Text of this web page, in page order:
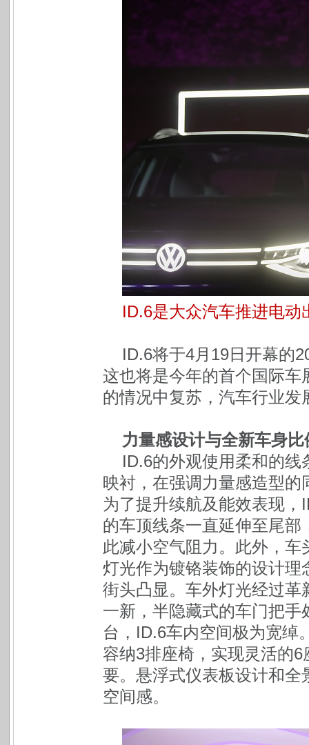
ID.6是大众汽车推进电动
ID.6将于4月19日开幕的
这也将是今年的首个国际
的情况中复苏，汽车行业发
力量感设计与全新车身
ID.6的外观使用柔和的
映衬，在强调力量感造型
为了提升续航及能效表现
的车顶线条一直延伸至尾
此减小空气阻力。此外，
灯光作为镀铬装饰的设计
街头凸显。车外灯光经过
一新，半隐藏式的车门把
台，ID.6车内空间极为宽绰
容纳3排座椅，实现灵活的
要。悬浮式仪表板设计和
空间感。